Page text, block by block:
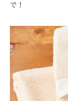
で！